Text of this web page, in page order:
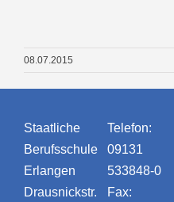
08.07.2015
Staatliche
Berufsschule
Erlangen
Drausnickstr.
Telefon:
09131
533848-0
Fax: